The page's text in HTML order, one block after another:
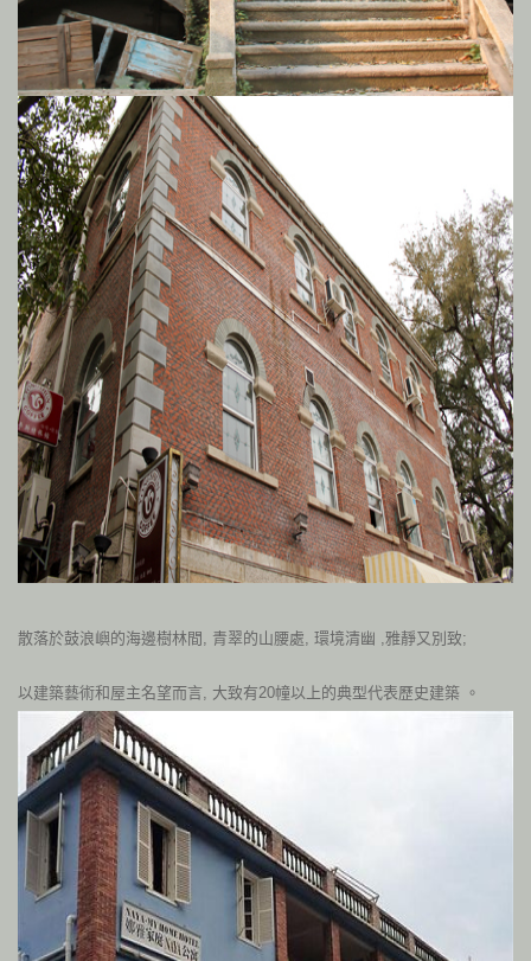
散落於鼓浪嶼的海邊樹林間 青翠的山腰處 環境清幽 ,雅靜又別致;
以建築藝術和屋主名望而言 大致有20幢以上的典型代表歷史建築 。